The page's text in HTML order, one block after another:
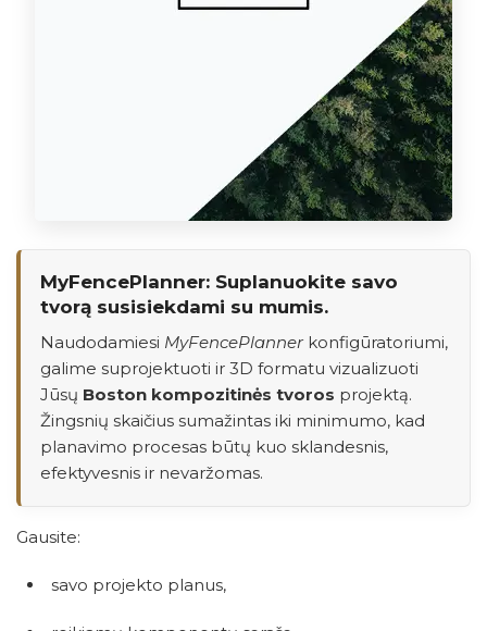
MyFencePlanner: Suplanuokite savo
tvorą susisiekdami su mumis.
Naudodamiesi MyFencePlannerkonfigūratoriumi,
galime suprojektuoti ir 3D formatu vizualizuoti
Jūsų Boston kompozitinės tvoros projektą.
Žingsnių skaičius sumažintas iki minimumo, kad
planavimo procesas būtų kuo sklandesnis,
efektyvesnis ir nevaržomas.
Gausite:
savo projekto planus,